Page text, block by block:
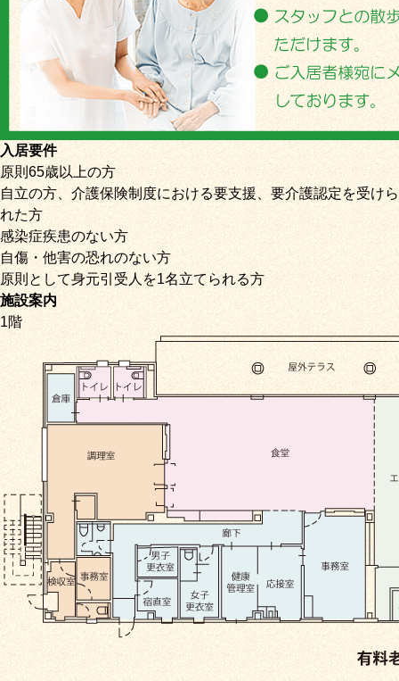
入居要件
原則65歳以上の方
自立の方、介護保険制度における要支援、要介護認定を受けら
れた方
感染症疾患のない方
自傷・他害の恐れのない方
原則として身元引受人を1名立てられる方
施設案内
1階